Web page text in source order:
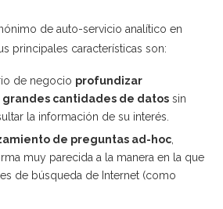
de auto-servicio analítico en
principales características son:
de negocio profundizar
cantidades de datos sin
la información de su interés.
de preguntas ad-hoc
muy parecida a la manera en la que
de búsqueda de Internet (como